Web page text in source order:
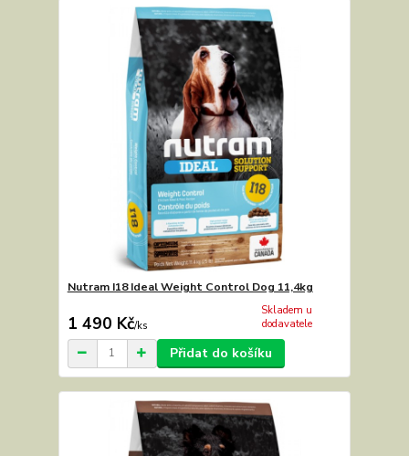
Nutram I18 Ideal Weight Control Dog 11,4kg
1 490 Kč/ks
Skladem u
dodavatele
Přidat do košíku